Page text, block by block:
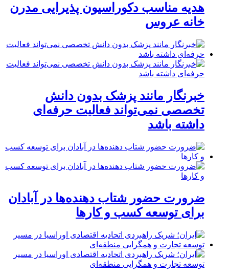
هدیه مناسب دکوراسیون پذیرایی مدرن
خانه عروس
خبرنگار مانند پزشک بدون دانش
تخصصی نمی‌تواند فعالیت حرفه‌ای
داشته باشد
ضرورت حضور شتاب ‌دهنده‌ها در آبادان
برای توسعه کسب‌ و کارها